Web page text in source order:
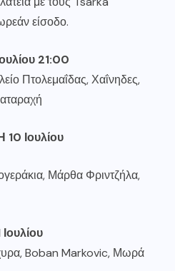
είσοδο.
21:00
Πτολεμαΐδας, Χαΐνηδες,
10 Ιουλίου
Μάρθα Φριντζήλα,
Ιουλίου
Boban Markovic, Μωρά